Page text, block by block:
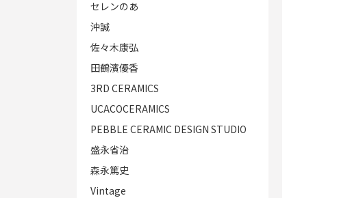
セレンのあ
沖誠
佐々木康弘
田鶴濱優香
3RD CERAMICS
UCACOCERAMICS
PEBBLE CERAMIC DESIGN STUDIO
盛永省治
森永篤史
Vintage